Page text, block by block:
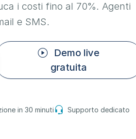
i costi fino al 70%. Agenti
e SMS.
Demo live
gratuita
in 30 minuti Supporto dedicato